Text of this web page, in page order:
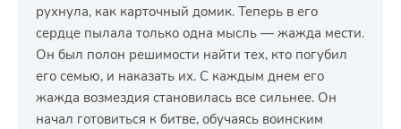
рухнула, как карточный домик. Теперь в его
сердце пылала только одна мысль — жажда мести.
Он был полон решимости найти тех, кто погубил
его семью, и наказать их. С каждым днем его
жажда возмездия становилась все сильнее. Он
начал готовиться к битве, обучаясь воинским